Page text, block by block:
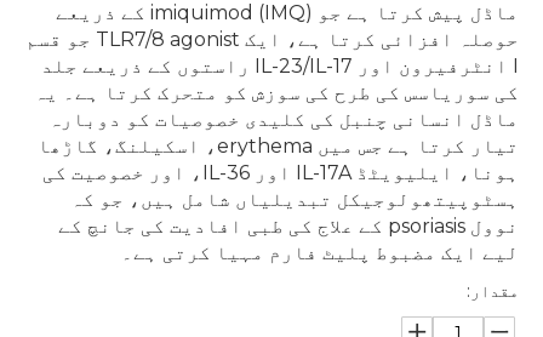
ماڈل پیش کرتا ہے جو imiquimod (IMQ) کے ذریعے
حوصلہ افزائی کرتا ہے، ایک TLR7/8 agonist جو قسم
I انٹرفیرون اور IL-23/IL-17 راستوں کے ذریعے جلد
کی سوریاسس کی طرح کی سوزش کو متحرک کرتا ہے۔ یہ
ماڈل انسانی چنبل کی کلیدی خصوصیات کو دوبارہ
تیار کرتا ہے جس میں erythema، اسکیلنگ، گاڑھا
ہونا، ایلیویٹڈ IL-17A اور IL-36، اور خصوصیت کی
ہسٹوپیتھولوجیکل تبدیلیاں شامل ہیں، جو کہ
نوول psoriasis کے علاج کی طبی افادیت کی جانچ کے
لیے ایک مضبوط پلیٹ فارم مہیا کرتی ہے۔
مقدار: